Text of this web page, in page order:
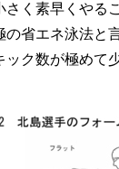
さく素早くや
の省エネ泳法と
ク数が極めて